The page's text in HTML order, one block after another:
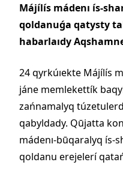
Májílís mádenı ís-
qoldanuǵa qatysty
habarlaıdy
24 qyrkúıekte Májílís
jáne memlekettík
zańnamalyq
qabyldady. Qūjatta
mádenı-būqaralyq ís-
qoldanu erejelerí